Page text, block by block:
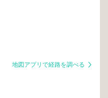
地図アプリで経路を調べる